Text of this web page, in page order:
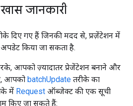
जानकारी
दिए गए हैं जिनकी मदद से, प्रज़ेंटेशन में
किया जा सकता है.
आपको ज़्यादातर प्रेजेंटेशन बनाने और
आपको batchUpdate तरीके का
में Request ऑब्जेक्ट की एक सूची
किए जा सकते हैं: